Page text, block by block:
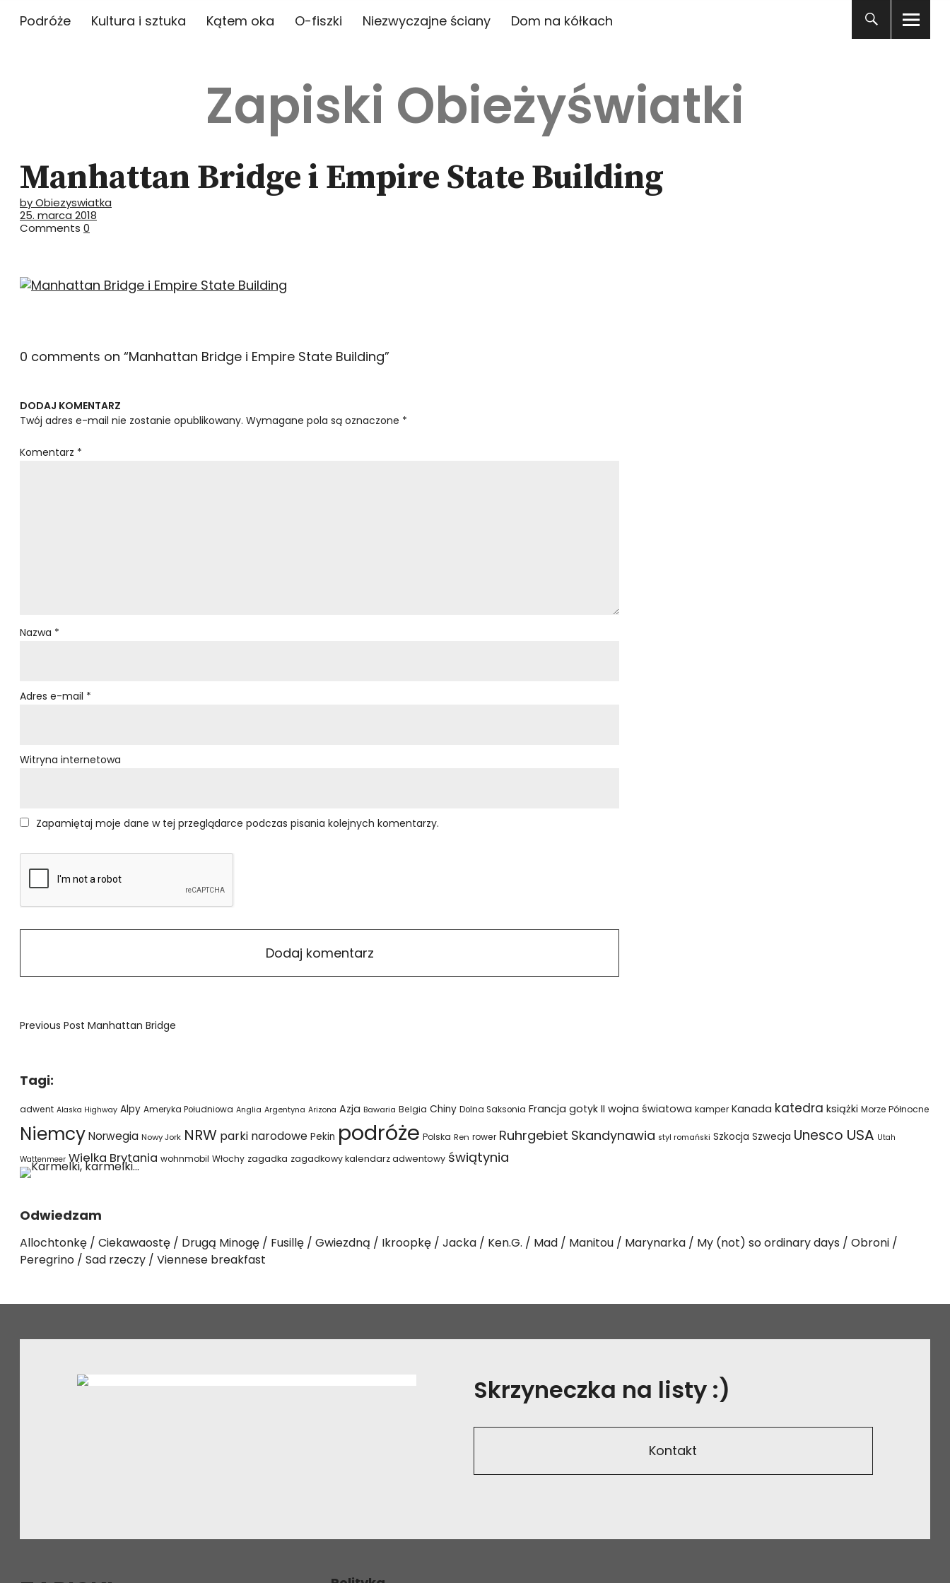
Podróże Kultura i sztuka Kątem oka O-fiszki Niezwyczajne ściany Dom na kółkach
Zapiski Obieżyświatki
Manhattan Bridge i Empire State Building
by Obiezyswiatka
25. marca 2018
Comments 0
0 comments on “Manhattan Bridge i Empire State Building”
DODAJ KOMENTARZ
Twój adres e-mail nie zostanie opublikowany. Wymagane pola są oznaczone *
Komentarz *
Nazwa *
Adres e-mail *
Witryna internetowa
Zapamiętaj moje dane w tej przeglądarce podczas pisania kolejnych komentarzy.
Previous Post Manhattan Bridge
Tagi:
adwent Alaska Highway Alpy Ameryka Południowa Anglia Argentyna Arizona Azja Bawaria Belgia Chiny Dolna Saksonia Francja gotyk II wojna światowa kamper Kanada katedra książki Morze Północne
NiemcyNorwegia Nowy Jork NRW parki narodowe Pekin podróże Polska Ren rower Ruhrgebiet Skandynawia styl romański Szkocja Szwecja Unesco USA Utah
Wattenmeer Wielka Brytania wohnmobil Włochy zagadka zagadkowy kalendarz adwentowy świątynia
Odwiedzam
Allochtonkę Ciekawaostę Drugą Minogę Fusillę Gwiezdną Ikroopkę Jacka Ken.G. Mad Manitou Marynarka My (not) so ordinary days
Obroni
Peregrino
Sad rzeczy Viennese breakfast
Skrzyneczka na listy :)
Kontakt